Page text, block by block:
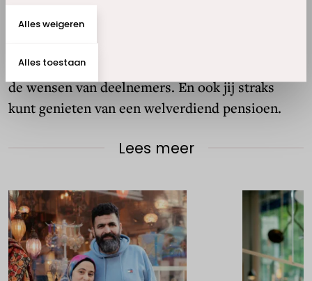
Alles toestaan
Alles weigeren
Pensioenfonds Detailhandel mee in toekomstige
besluiten over beleggen. Zodat we ons
beleggingsbeleid nog meer in lijn brengen met
de wensen van deelnemers. En ook jij straks
kunt genieten van een welverdiend pensioen.
Lees meer